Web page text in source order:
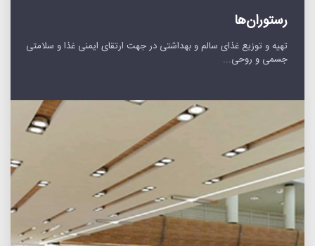
رستوران‌ها
تهیه و توزیع غذای سالم و بهداشتی در جهت ارتقای ایمنی غذا و سلامتی
جسمی و روحی...